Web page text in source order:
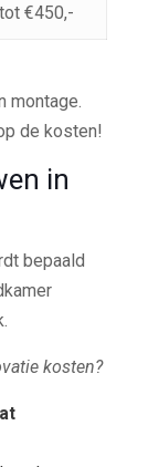
€450,-
montage.
de kosten!
in
bepaald
kosten?